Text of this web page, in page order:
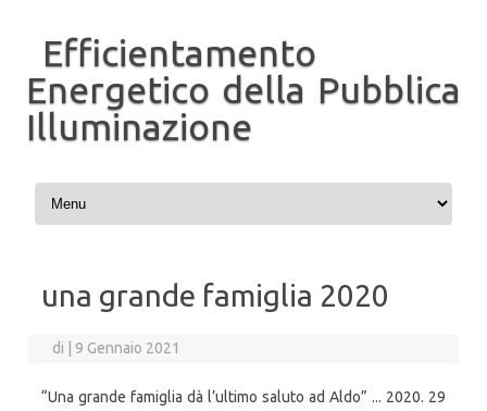
Efficientamento
Energetico della Pubblica
Illuminazione
Vai al contenuto
una grande famiglia 2020
di 9 Gennaio 2021
“Una grande famiglia dà l’ultimo saluto ad Aldo” ... 2020. 29